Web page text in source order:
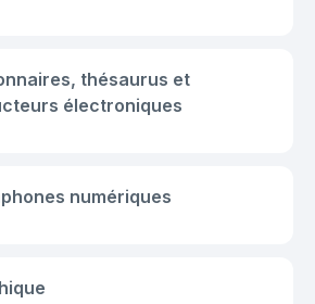
thésaurus et
électroniques
numériques